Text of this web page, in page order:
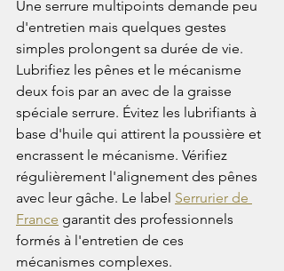
Une serrure multipoints demande peu
d'entretien mais quelques gestes
simples prolongent sa durée de vie.
Lubrifiez les pênes et le mécanisme
deux fois par an avec de la graisse
spéciale serrure. Évitez les lubrifiants à
base d'huile qui attirent la poussière et
encrassent le mécanisme. Vérifiez
régulièrement l'alignement des pênes
avec leur gâche. Le label Serrurier de
France garantit des professionnels
formés à l'entretien de ces
mécanismes complexes.